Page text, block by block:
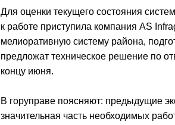
Для оценки текущего состояния
к работе приступила компания AS
мелиоративную систему района,
предложат техническое решение по
концу июня.
В горуправе поясняют: предыдущие
значительная часть необходимых